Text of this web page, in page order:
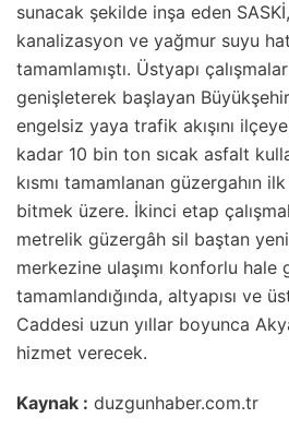
sunacak şekilde inşa eden
kanalizasyon ve yağmur suyu
tamamlamıştı. Üstyapı
genişleterek başlayan
engelsiz yaya trafik akışını
kadar 10 bin ton sıcak asfalt
kısmı tamamlanan güzergahın
bitmek üzere. İkinci etap
metrelik güzergâh sil baştan
merkezine ulaşımı konforlu hale
tamamlandığında, altyapısı ve
Caddesi uzun yıllar boyunca
hizmet verecek.
Kaynak : duzgunhaber.com.tr